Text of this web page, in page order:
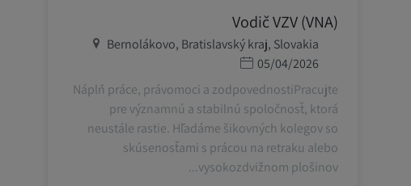
Vodič VZV (VNA)
מיקום
Bernolákovo, Bratislavský kraj, Slovakia
תאריך פרסום
05/04/2026
Náplň práce, právomoci a zodpovednostiPracujte
pre významnú a stabilnú spoločnosť, ktorá
neustále rastie. Hľadáme šikovných kolegov so
skúsenosťami s prácou na retraku alebo
vysokozdvižnom plošinov...